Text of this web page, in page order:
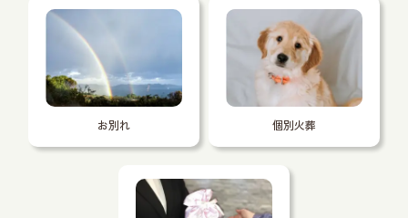
お別れ 個別火葬